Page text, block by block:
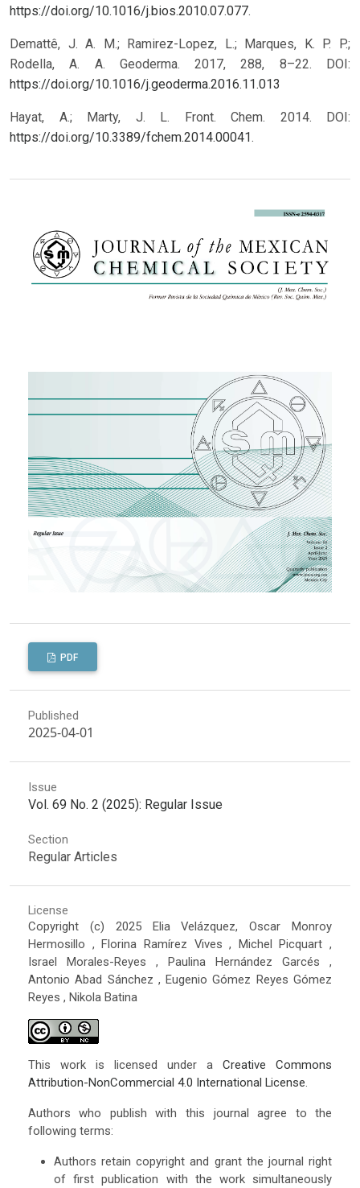
https://doi.org/10.1016/j.bios.2010.07.077.
Demattê, J. A. M.; Ramirez-Lopez, L.; Marques, K. P. P.;
Rodella, A. A. Geoderma. 2017, 288, 8–22.
DOI:
https://doi.org/10.1016/j.geoderma.2016.11.013
Hayat, A.; Marty, J. L. Front. Chem. 2014. DOI:
https://doi.org/10.3389/fchem.2014.00041.
PDF
Published
2025-04-01
Issue
Vol. 69 No. 2 (2025): Regular Issue
Section
Regular Articles
License
Copyright (c) 2025 Elia Velázquez, Oscar Monroy
Hermosillo , Florina Ramírez Vives , Michel Picquart ,
Israel Morales-Reyes , Paulina Hernández Garcés ,
Antonio Abad Sánchez , Eugenio Gómez Reyes Gómez
Reyes , Nikola Batina
This work is licensed under aCreative Commons
Attribution-NonCommercial 4.0 International License.
Authors who publish with this journal agree to the
following terms:
Authors retain copyright and grant the journal right
of first publication with the work simultaneously